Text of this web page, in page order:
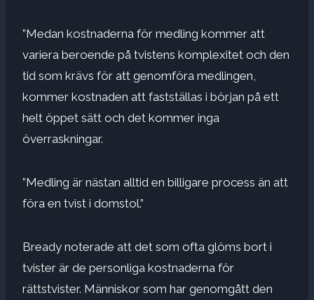
”Medan kostnaderna för medling kommer att
variera beroende på tvistens komplexitet och den
tid som krävs för att genomföra medlingen,
kommer kostnaden att fastställas i början på ett
helt öppet sätt och det kommer inga
överraskningar.
”Medling är nästan alltid en billigare process än att
föra en tvist i domstol.”
Bready noterade att det som ofta glöms bort i
tvister är de personliga kostnaderna för
rättstvister. Människor som har genomgått den